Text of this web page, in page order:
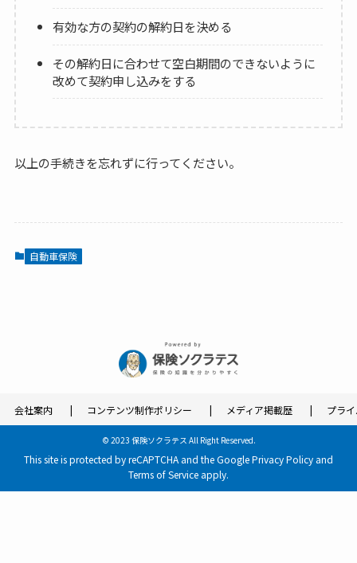
有効な方の契約の解約日を決める
その解約日に合わせて空白期間のできないように
改めて契約申し込みをする
以上の手続きを忘れずに行ってください。
自動車保険
会社案内 コンテンツ制作ポリシー メディア掲載歴 プラ
© 2023 保険ソクラテス All Right Reserved.
This site is protected by reCAPTCHA and the GooglePrivacy Policy and
Terms of Service apply.